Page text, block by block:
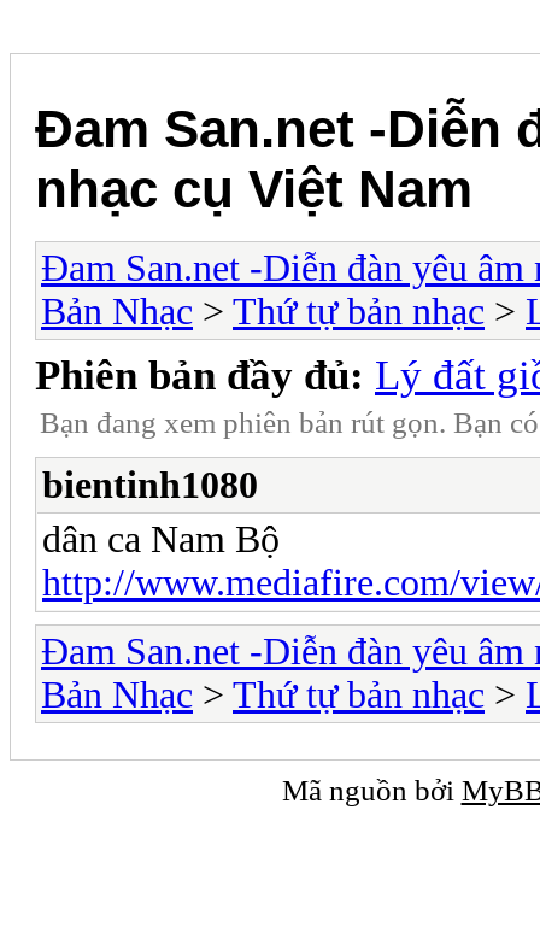
Đam San.net -Diễn
nhạc cụ Việt Nam
Đam San.net -Diễn đàn yêu âm
Bản Nhạc > Thứ tự bản nhạc >
Phiên bản đầy đủ: Lý đất
Bạn đang xem phiên bản rút gọn. Bạn
bientinh1080
dân ca Nam Bộ
http://www.mediafire.com/
Đam San.net -Diễn đàn yêu âm
Bản Nhạc > Thứ tự bản nhạc >
Mã nguồn bởi